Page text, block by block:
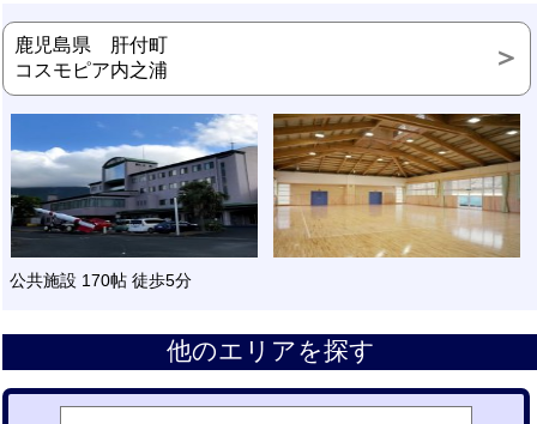
鹿児島県 肝付町
コスモピア内之浦
公共施設 170帖 徒歩5分
他のエリアを探す